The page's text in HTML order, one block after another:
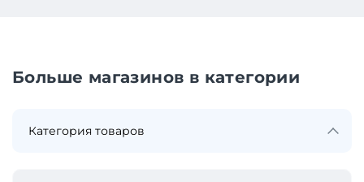
Больше магазинов в категории